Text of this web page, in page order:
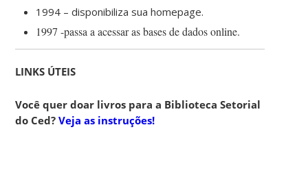
1994 – disponibiliza sua homepage.
1997 -passa a acessar as bases de dados online.
LINKS ÚTEIS
Você quer doar livros para a Biblioteca Setorial
do Ced?Veja as instruções!